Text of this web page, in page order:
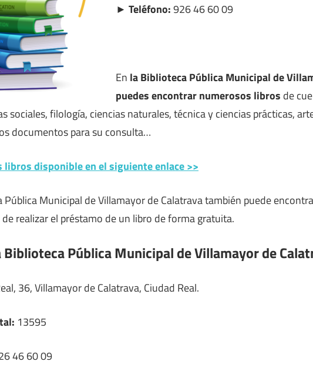
► Teléfono:926 46 60 09
En la Biblioteca Pública Municipal de
puedes encontrar numerosos libros de
sociales, filología, ciencias naturales, técnica y ciencias prácticas,
documentos para su consulta…
libros disponible en el siguiente enlace >>
Pública Municipal de Villamayor de Calatrava también puede
realizar el préstamo de un libro de forma gratuita.
Biblioteca Pública Municipal de Villamayor de
36, Villamayor de Calatrava, Ciudad Real.
13595
46 60 09